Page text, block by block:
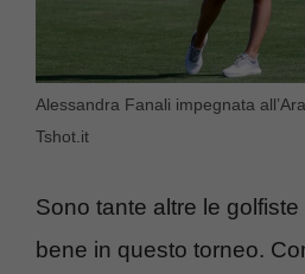
Alessandra Fanali impegnata
Tshot.it
Sono tante altre le
bene in questo torneo.